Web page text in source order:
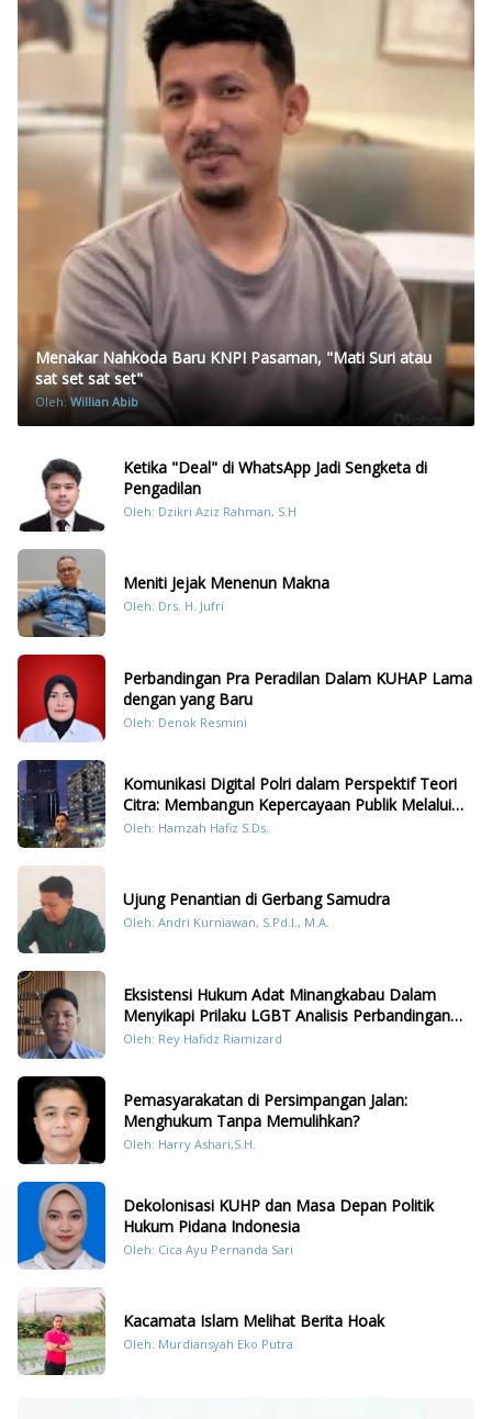
Menakar Nahkoda Baru KNPI Pasaman, "Mati Suri atau
sat set sat set"
Oleh:Willian Abib
Ketika "Deal" di WhatsApp Jadi Sengketa di
Pengadilan
Oleh: Dzikri Aziz Rahman, S.H
Meniti Jejak Menenun Makna
Oleh: Drs. H. Jufri
Perbandingan Pra Peradilan Dalam KUHAP Lama
dengan yang Baru
Oleh: Denok Resmini
Komunikasi Digital Polri dalam Perspektif Teori
Citra: Membangun Kepercayaan Publik Melalui
Konten Humanis Kesiapsiagaan Bencana di
Oleh: Hamzah Hafiz S.Ds.
Ujung Penantian di Gerbang Samudra
Oleh: Andri Kurniawan, S.Pd.I., M.A.
Eksistensi Hukum Adat Minangkabau Dalam
Menyikapi Prilaku LGBT Analisis Perbandingan
Dengan Hukum Pidana
Oleh: Rey Hafidz Riamizard
Pemasyarakatan di Persimpangan Jalan:
Menghukum Tanpa Memulihkan?
Oleh: Harry Ashari,S.H.
Dekolonisasi KUHP dan Masa Depan Politik
Hukum Pidana Indonesia
Oleh: Cica Ayu Pernanda Sari
Kacamata Islam Melihat Berita Hoak
Oleh: Murdiansyah Eko Putra